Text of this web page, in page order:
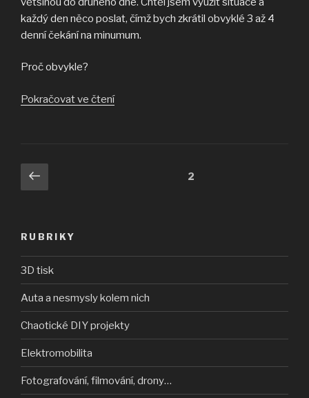
každý den něco poslat, čímž bych zkrátil obvyklé 3 až 4
denní čekání na minumum.
Proč obvykle?
Pokračovat ve čtení„Vánoce
Stránkování
příspěvků
Předchozí
stránka
2
RUBRIKY
3D tisk
Auta a nesmysly kolem nich
Chaotické DIY projekty
Elektromobilita
Fotografování, filmování, drony…